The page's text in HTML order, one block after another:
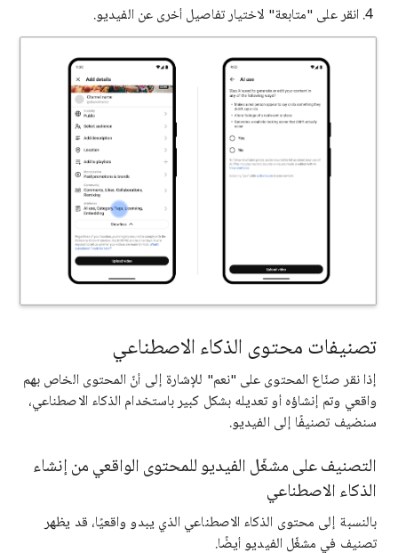
انقر على "متابعة" لاختيار تفاصيل أخرى عن الفيديو.
تصنيفات محتوى الذكاء الاصطناعي
إذا نقر صنّاع المحتوى على "نعم" للإشارة إلى أنّ المحتوى الخاص بهم
واقعي وتم إنشاؤه أو تعديله بشكل كبير باستخدام الذكاء الاصطناعي،
سنضيف تصنيفًا إلى الفيديو.
التصنيف على مشغّل الفيديو للمحتوى الواقعي من إنشاء
الذكاء الاصطناعي
بالنسبة إلى محتوى الذكاء الاصطناعي الذي يبدو واقعيًا، قد يظهر
تصنيف في مشغّل الفيديو أيضًا.